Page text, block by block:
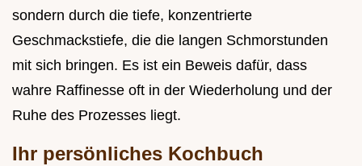
sondern durch die tiefe, konzentrierte
Geschmackstiefe, die die langen Schmorstunden
mit sich bringen. Es ist ein Beweis dafür, dass
wahre Raffinesse oft in der Wiederholung und der
Ruhe des Prozesses liegt.
Ihr persönliches Kochbuch